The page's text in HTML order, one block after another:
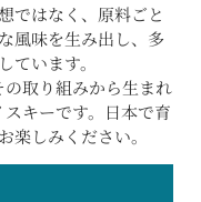
ではなく、原料ごと
風味を生み出し、多
います。
取り組みから生まれ
キーです。日本で育
楽しみください。